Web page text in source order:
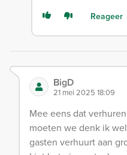
Reageer
BigD
21 mei 2025 18:09
Mee eens dat
moeten we denk ik
gasten verhuurt aan